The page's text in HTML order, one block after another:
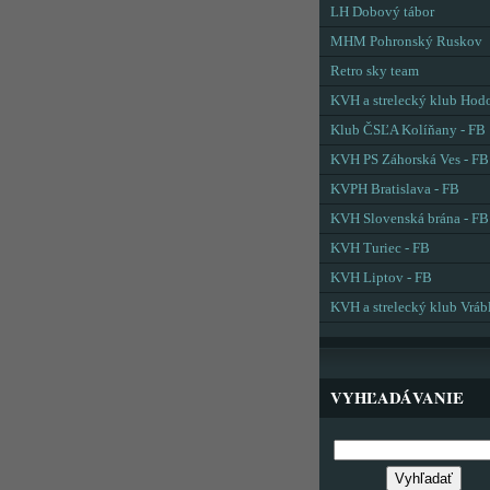
LH Dobový tábor
MHM Pohronský Ruskov
Retro sky team
KVH a strelecký klub
Klub ČSĽA Kolíňany - FB
KVH PS Záhorská Ves - FB
KVPH Bratislava - FB
KVH Slovenská brána - FB
KVH Turiec - FB
KVH Liptov - FB
KVH a strelecký klub
VYHĽADÁVANIE